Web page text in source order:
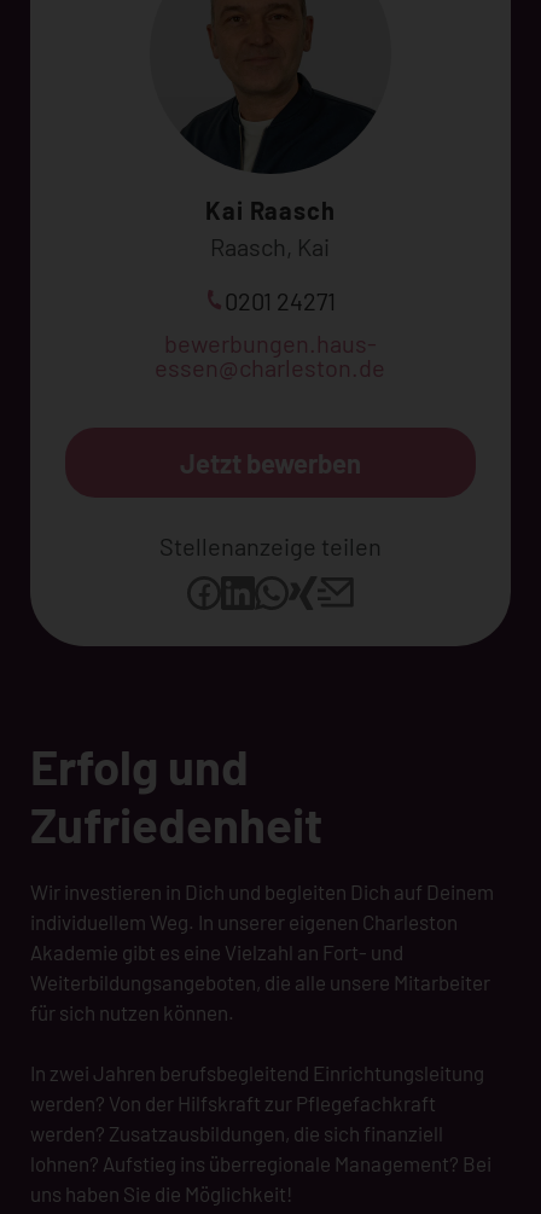
Kai Raasch
Raasch, Kai
0201 24271
bewerbungen.haus-
essen@charleston.de
Jetzt bewerben
Stellenanzeige teilen
Erfolg und
Zufriedenheit
Wir investieren in Dich und begleiten Dich auf Deinem
individuellem Weg. In unserer eigenen Charleston
Akademie gibt es eine Vielzahl an Fort- und
Weiterbildungsangeboten, die alle unsere Mitarbeiter
für sich nutzen können.
In zwei Jahren berufsbegleitend Einrichtungsleitung
werden? Von der Hilfskraft zur Pflegefachkraft
werden? Zusatzausbildungen, die sich finanziell
lohnen? Aufstieg ins überregionale Management? Bei
uns haben Sie die Möglichkeit!